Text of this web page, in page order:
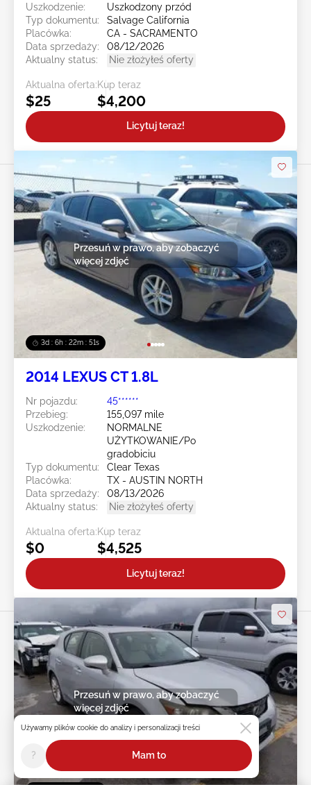
Uszkodzenie:
Uszkodzony przód
Typ dokumentu:
Salvage California
Placówka:
CA - SACRAMENTO
Data sprzedaży:
08/12/2026
Aktualny status:
Nie złożyłeś oferty
Aktualna oferta:
$25
Kup teraz
$4,200
Licytuj teraz!
3d : 6h : 22m : 49s
Przesuń w prawo, aby zobaczyć
więcej zdjęć
2014 LEXUS CT 1.8L
Nr pojazdu:
45******
Przebieg:
155,097 mile
Uszkodzenie:
NORMALNE
UŻYTKOWANIE/Po
gradobiciu
Typ dokumentu:
Clear Texas
Placówka:
TX - AUSTIN NORTH
Data sprzedaży:
08/13/2026
Aktualny status:
Nie złożyłeś oferty
Aktualna oferta:
$0
Kup teraz
$4,525
Licytuj teraz!
Przesuń w prawo, aby zobaczyć
więcej zdjęć
Używamy plików cookie do analizy i personalizacji treści
? Mam to